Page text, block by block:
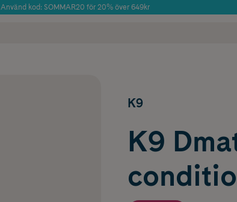
Använd kod: SOMMAR20 för 20% över 649kr
K9
K9